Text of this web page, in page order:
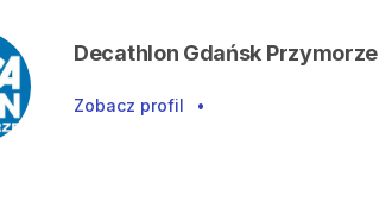
Decathlon Gdańsk Przymorze
Zobacz profil •